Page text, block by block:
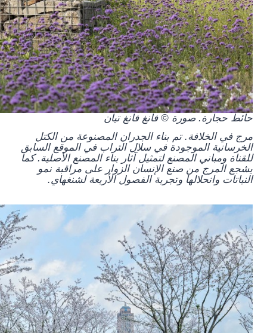
حائط حجارة. صورة © فانغ فانغ تيان
مرج في الخلافة.تم بناء الجدران المصنوعة من الكتل
الخرسانية الموجودة في سلال التراب في الموقع السابق
للقناة ومباني المصنع لتمثيل آثار بناء المصنع الأصلية. كما
يشجع المرج من صنع الإنسان الزوار على مراقبة نمو
النباتات وانحلالها وتجربة الفصول الأربعة لشنغهاي.